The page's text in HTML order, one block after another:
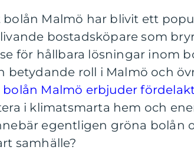
bolån Malmö har blivit ett
bostadsköpare som
för hållbara lösningar inom
betydande roll i Malmö och
Malmö erbjuder
i klimatsmarta hem och
egentligen gröna bolån
samhälle?